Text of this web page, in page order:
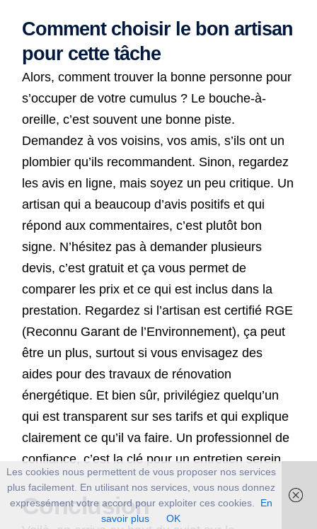
Comment choisir le bon artisan
pour cette tâche
Alors, comment trouver la bonne personne pour
s’occuper de votre cumulus ? Le bouche-à-
oreille, c’est souvent une bonne piste.
Demandez à vos voisins, vos amis, s’ils ont un
plombier qu’ils recommandent. Sinon, regardez
les avis en ligne, mais soyez un peu critique. Un
artisan qui a beaucoup d’avis positifs et qui
répond aux commentaires, c’est plutôt bon
signe. N’hésitez pas à demander plusieurs
devis, c’est gratuit et ça vous permet de
comparer les prix et ce qui est inclus dans la
prestation. Regardez si l’artisan est certifié RGE
(Reconnu Garant de l’Environnement), ça peut
être un plus, surtout si vous envisagez des
aides pour des travaux de rénovation
énergétique. Et bien sûr, privilégiez quelqu’un
qui est transparent sur ses tarifs et qui explique
clairement ce qu’il va faire. Un professionnel de
confiance, c’est la clé pour un entretien serein.
Conclusion
Les cookies nous permettent de vous proposer nos services
plus facilement. En utilisant nos services, vous nous donnez
expressément votre accord pour exploiter ces cookies.
En
savoir plus
OK